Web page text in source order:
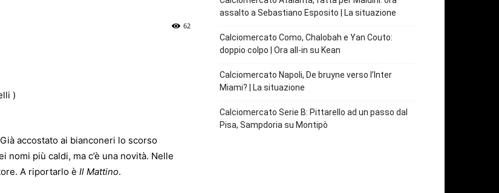
62
accostato ai bianconeri lo scorso
nomi più caldi, ma c’è una novità. Nelle
A riportarlo è Il Mattino.
assalto a Sebastiano Esposito | La situazione
Calciomercato Como, Chalobah e Yan Couto:
doppio colpo | Ora all-in su Kean
Calciomercato Napoli, De bruyne verso l’Inter
Miami? | La situazione
Calciomercato Serie B: Pittarello ad un passo dal
Pisa, Sampdoria su Montipò